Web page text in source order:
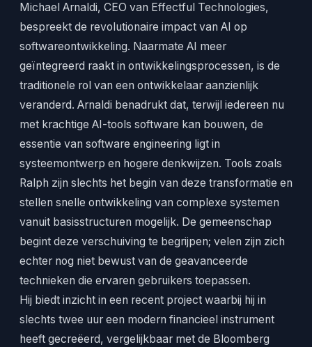
Michael Arnaldi, CEO van Effectful Technologies,
bespreekt de revolutionaire impact van AI op
softwareontwikkeling. Naarmate AI meer
geïntegreerd raakt in ontwikkelingsprocessen, is de
traditionele rol van een ontwikkelaar aanzienlijk
veranderd. Arnaldi benadrukt dat, terwijl iedereen nu
met krachtige AI-tools software kan bouwen, de
essentie van software engineering ligt in
systeemontwerp en hogere denkwijzen. Tools zoals
Ralph zijn slechts het begin van deze transformatie en
stellen snelle ontwikkeling van complexe systemen
vanuit basisstructuren mogelijk. De gemeenschap
begint deze verschuiving te begrijpen; velen zijn zich
echter nog niet bewust van de geavanceerde
technieken die ervaren gebruikers toepassen.
Hij biedt inzicht in een recent project waarbij hij in
slechts twee uur een modern financieel instrument
heeft gecreëerd, vergelijkbaar met de Bloomberg